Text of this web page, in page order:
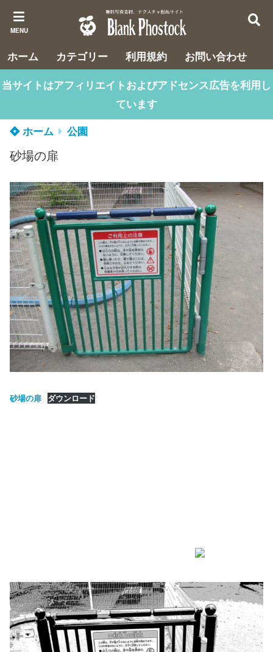
MENU
ホーム カテゴリー 利用規約
お問い合わせ
当サイトはアフィリエイトおよびアドセンス広告を利用し
ています
ホーム
公園
砂場の扉
砂場の扉 ダウンロード